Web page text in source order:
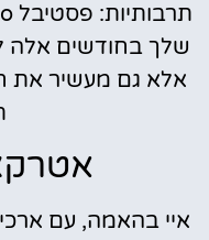
שלך בחודשים אלה
אלא גם מעשיר את
איי בהאמה, עם